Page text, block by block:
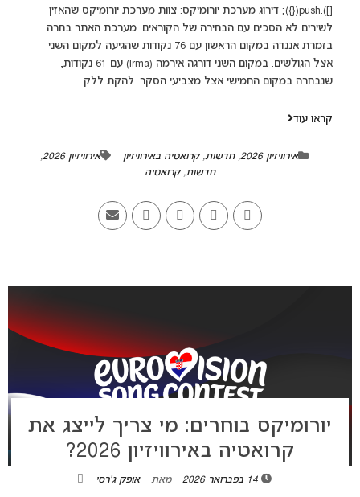
[]).push({}); דירוג מערכת יורומיקס: צוות מערכת יורומיקס שהאזין
לשירים לא הסכים עם הבחירה של הקוראים. מערכת האתר בחרה
בזמרת אננדה במקום הראשון עם 76 נקודות שהגיעה למקום השני
אצל הגולשים. במקום השני דורגה אירמה (Irma) עם 61 נקודות,
שנבחרה במקום החמישי אצל מצביעי הסקר. להקת ללק...
קראו עוד
אירוויזיון 2026 ,חדשות,קרואטיה באירוויזיון אירוויזיון 2026
,
חדשות,קרואטיה
יורומיקס בוחרים: מי צריך לייצג את
קרואטיה באירוויזיון 2026?
14 בפברואר 2026 מאת אופק ג'רסי